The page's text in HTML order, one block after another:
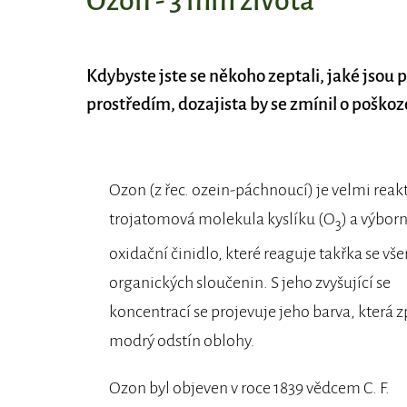
Kdybyste jste se někoho zeptali, jaké
prostředím, dozajista by se zmínil o
Ozon (z řec. ozein-páchnoucí) je velmi
trojatomová molekula kyslíku (O3) a
oxidační činidlo, které reaguje takřka se
organických sloučenin. S jeho zvyšující se
koncentrací se projevuje jeho barva, která
modrý odstín oblohy.
Ozon byl objeven v roce 1839 vědcem C. F.